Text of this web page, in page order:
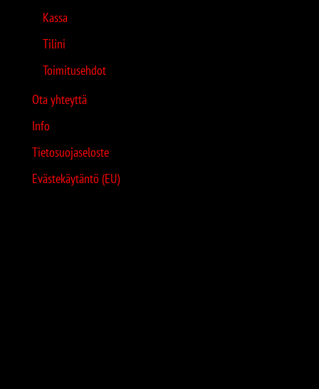
Kassa
Tilini
Toimitusehdot
Ota yhteyttä
Info
Tietosuojaseloste
Evästekäytäntö (EU)